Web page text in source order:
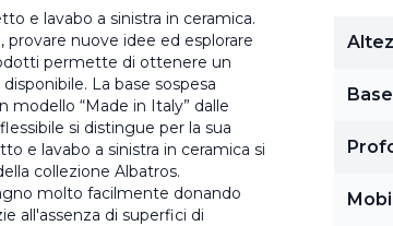
e lavabo a sinistra in ceramica.
nuove idee ed esplorare
permette di ottenere un
La base sospesa
modello “Made in Italy” dalle
si distingue per la sua
e lavabo a sinistra in ceramica si
collezione Albatros.
molto facilmente donando
all'assenza di superfici di
Base